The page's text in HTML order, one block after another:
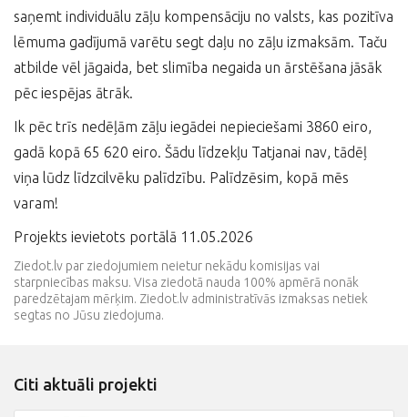
saņemt individuālu zāļu kompensāciju no valsts, kas pozitīva
lēmuma gadījumā varētu segt daļu no zāļu izmaksām. Taču
atbilde vēl jāgaida, bet slimība negaida un ārstēšana jāsāk
pēc iespējas ātrāk.
Ik pēc trīs nedēļām zāļu iegādei nepieciešami 3860 eiro,
gadā kopā 65 620 eiro. Šādu līdzekļu Tatjanai nav, tādēļ
viņa lūdz līdzcilvēku palīdzību. Palīdzēsim, kopā mēs
varam!
Projekts ievietots portālā 11.05.2026
Ziedot.lv par ziedojumiem neietur nekādu komisijas vai
starpniecības maksu. Visa ziedotā nauda 100% apmērā nonāk
paredzētajam mērķim. Ziedot.lv administratīvās izmaksas netiek
segtas no Jūsu ziedojuma.
Citi aktuāli projekti